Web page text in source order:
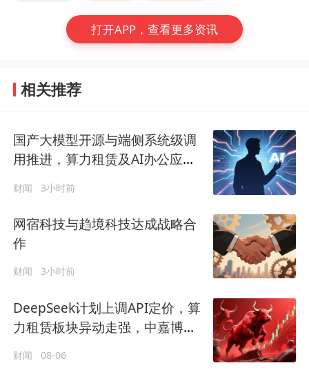
打开APP，查看更多资讯
相关推荐
国产大模型开源与端侧系统级调
用推进，算力租赁及AI办公应用
或将率先承接增量
财闻 3小时前
网宿科技与趋境科技达成战略合
作
财闻 3小时前
DeepSeek计划上调API定价，算
力租赁板块异动走强，中嘉博创
财闻 08-06